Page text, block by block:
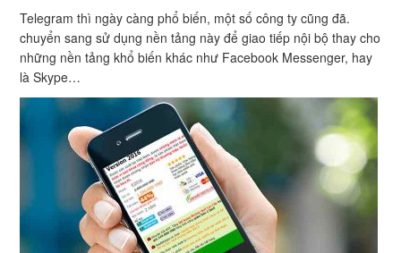
Telegram thì ngày càng phổ biến, một số công ty cũng đã.
chuyển sang sử dụng nền tảng này để giao tiếp nội bộ thay cho
những nền tảng khổ biến khác như Facebook Messenger, hay
là Skype…